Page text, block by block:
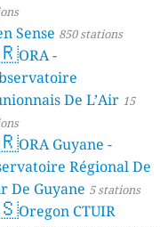
Sense 850 stations
ORA -
De L’Air 15
ORA Guyane -
Régional De
De Guyane 5 stations
Oregon CTUIR